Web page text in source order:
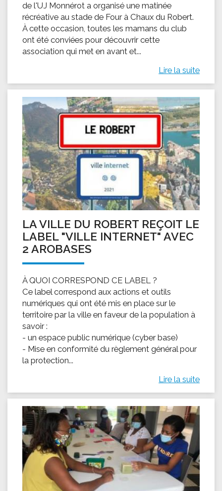
de l'UJ Monnérot a organisé une matinée
récréative au stade de Four à Chaux du Robert.
À cette occasion, toutes les mamans du club
ont été conviées pour découvrir cette
association qui met en avant et...
Lire la suite
LA VILLE DU ROBERT REÇOIT LE
LABEL "VILLE INTERNET" AVEC
2 AROBASES
À QUOI CORRESPOND CE LABEL ?
Ce label correspond aux actions et outils
numériques qui ont été mis en place sur le
territoire par la ville en faveur de la population à
savoir :
- un espace public numérique (cyber base)
- Mise en conformité du règlement général pour
la protection...
Lire la suite